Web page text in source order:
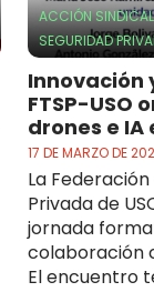
ACCIÓN SINDICAL
SEGURIDAD
Innovación
FTSP-USO
drones e
17 DE MARZO DE
La
Privada de
jornada
colaboración
El encuentro